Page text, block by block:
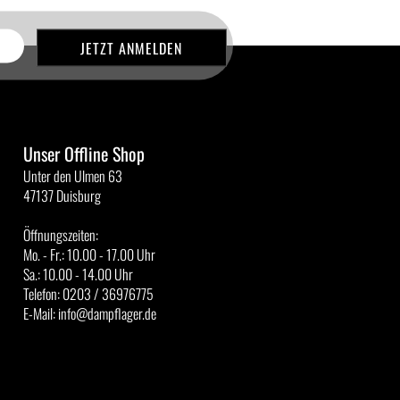
Unser Offline Shop
Unter den Ulmen 63
47137 Duisburg
Öffnungszeiten:
Mo. - Fr.: 10.00 - 17.00 Uhr
Sa.: 10.00 - 14.00 Uhr
Telefon: 0203 / 36976775
E-Mail: info@dampflager.de